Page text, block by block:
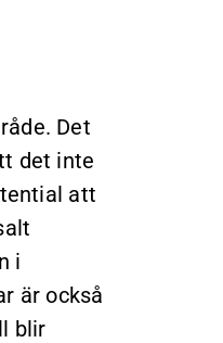
Det
det inte
att
i
är också
blir